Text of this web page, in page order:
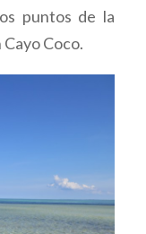
puntos de la
Coco.